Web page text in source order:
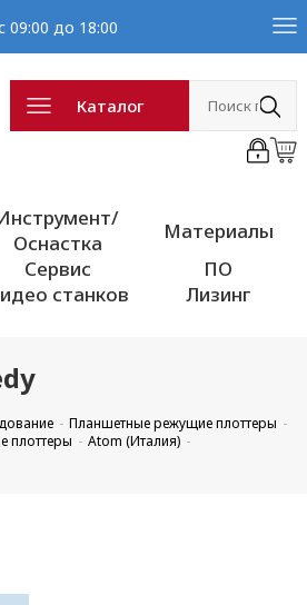
до 18:00
Каталог
Оснастка
Материалы
Сервис
ПО
станков Лизинг
Планшетные режущие плоттеры
плоттеры
Atom (Италия)